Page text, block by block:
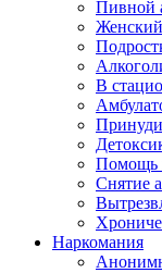
Пивной
В
Помощь
Снятие
Наркомания